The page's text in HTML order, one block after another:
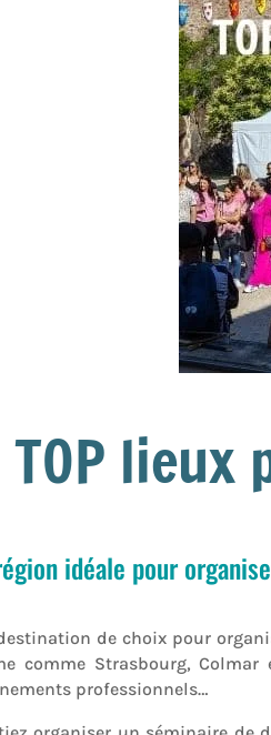
TOP
idéale pour
de choix pour
comme Strasbourg,
professionnels…